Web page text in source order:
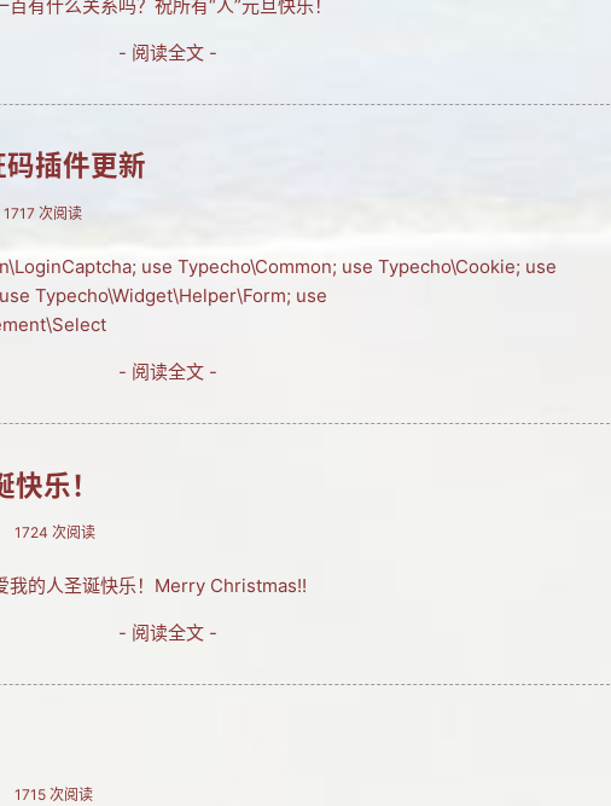
有什么关系吗？祝所有“人”元旦快乐！
- 阅读全文 -
插件更新
1717 次阅读
use Typecho\Common; use Typecho\Cookie; use
Typecho\Widget\Helper\Form; use
- 阅读全文 -
乐！
1724 次阅读
我的人圣诞快乐！Merry Christmas!!
- 阅读全文 -
1715 次阅读